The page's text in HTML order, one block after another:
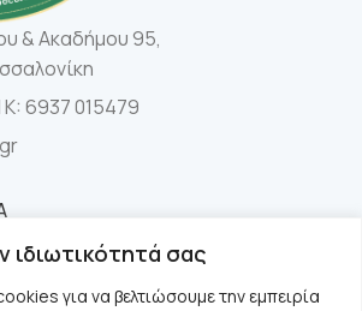
ιδιωτικότητά σας
για να βελτιώσουμε την εμπειρία
& Ακαδήμου 95,
6937 015479